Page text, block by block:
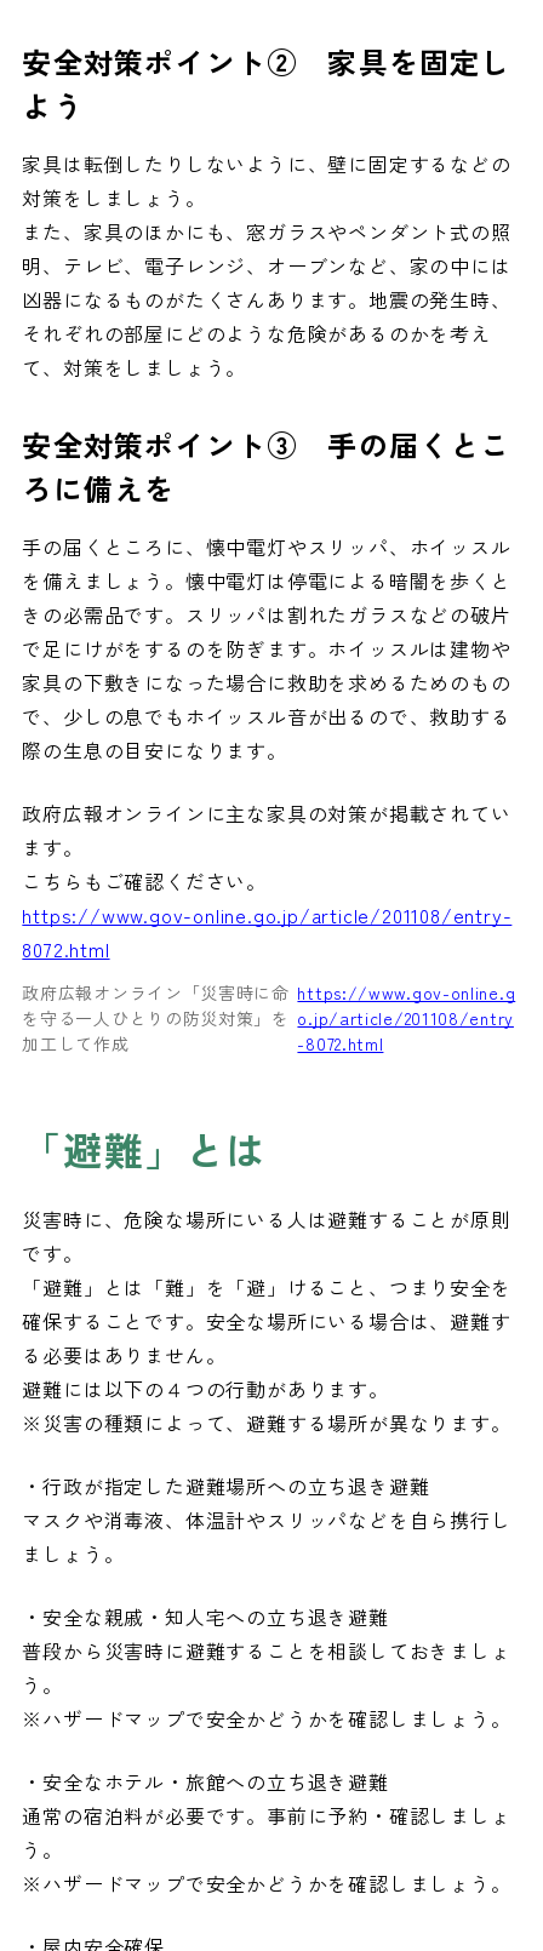
安全対策ポイント② 家具を固定し
よう
家具は転倒したりしないように、壁に固定するなどの
対策をしましょう。
また、家具のほかにも、窓ガラスやペンダント式の照
明、テレビ、電子レンジ、オーブンなど、家の中には
凶器になるものがたくさんあります。地震の発生時、
それぞれの部屋にどのような危険があるのかを考え
て、対策をしましょう。
安全対策ポイント③ 手の届くとこ
ろに備えを
手の届くところに、懐中電灯やスリッパ、ホイッスル
を備えましょう。懐中電灯は停電による暗闇を歩くと
きの必需品です。スリッパは割れたガラスなどの破片
で足にけがをするのを防ぎます。ホイッスルは建物や
家具の下敷きになった場合に救助を求めるためのもの
で、少しの息でもホイッスル音が出るので、救助する
際の生息の目安になります。
政府広報オンラインに主な家具の対策が掲載されてい
ます。
こちらもご確認ください。
https://www.gov-online.go.jp/article/201108/entry-
8072.html
政府広報オンライン「災害時に命
を守る一人ひとりの防災対策」を
加工して作成
https://www.gov-online.g
o.jp/article/201108/entry
-8072.html
「避難」とは
災害時に、危険な場所にいる人は避難することが原則
です。
「避難」とは「難」を「避」けること、つまり安全を
確保することです。安全な場所にいる場合は、避難す
る必要はありません。
避難には以下の４つの行動があります。
※災害の種類によって、避難する場所が異なります。
・行政が指定した避難場所への立ち退き避難
マスクや消毒液、体温計やスリッパなどを自ら携行し
ましょう。
・安全な親戚・知人宅への立ち退き避難
普段から災害時に避難することを相談しておきましょ
う。
※ハザードマップで安全かどうかを確認しましょう。
・安全なホテル・旅館への立ち退き避難
通常の宿泊料が必要です。事前に予約・確認しましょ
う。
※ハザードマップで安全かどうかを確認しましょう。